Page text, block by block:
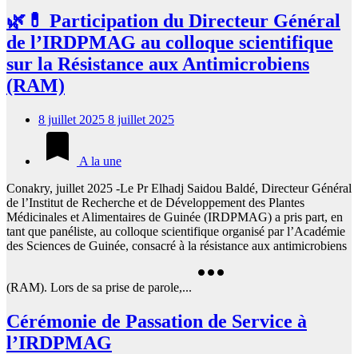
🌿💊 Participation du Directeur Général
de l’IRDPMAG au colloque scientifique
sur la Résistance aux Antimicrobiens
(RAM)
8 juillet 2025 8 juillet 2025
A la une
Conakry, juillet 2025 -Le Pr Elhadj Saidou Baldé, Directeur Général
de l’Institut de Recherche et de Développement des Plantes
Médicinales et Alimentaires de Guinée (IRDPMAG) a pris part, en
tant que panéliste, au colloque scientifique organisé par l’Académie
des Sciences de Guinée, consacré à la résistance aux antimicrobiens
(RAM). Lors de sa prise de parole,...
Cérémonie de Passation de Service à
l’IRDPMAG